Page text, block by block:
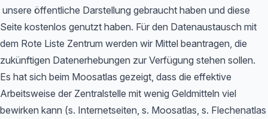
unsere öffentliche Darstellung gebraucht haben und diese
Seite kostenlos genutzt haben. Für den Datenaustausch mit
dem Rote Liste Zentrum werden wir Mittel beantragen, die
zukünftigen Datenerhebungen zur Verfügung stehen sollen.
Es hat sich beim Moosatlas gezeigt, dass die effektive
Arbeitsweise der Zentralstelle mit wenig Geldmitteln viel
bewirken kann (s. Internetseiten, s. Moosatlas, s. Flechenatlas